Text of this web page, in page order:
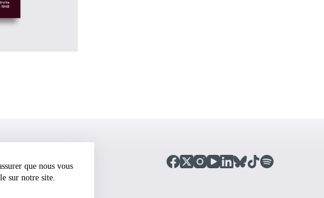
que nous vous
sur notre site.